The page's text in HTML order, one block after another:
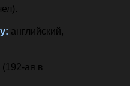
: английский,
(192-ая в